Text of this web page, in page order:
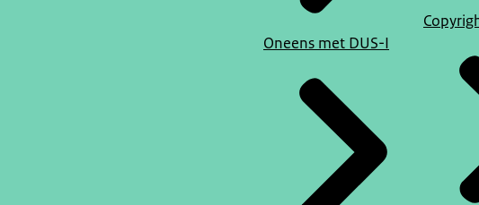
Oneens met DUS-I